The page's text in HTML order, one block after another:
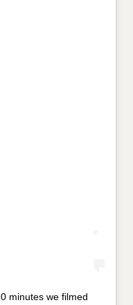
minutes we filmed